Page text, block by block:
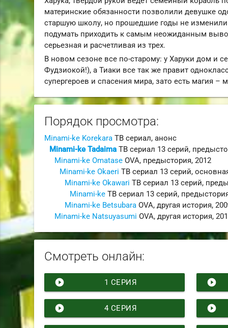
материнские обязанности позволили девушке
старшую школу, но прошедшие годы не
подумать приходить к самым неожиданным
серьезная и расчетливая из трех.
В новом сезоне все по-старому: у Харуки дом и
Фудзиокой!), а Тиаки все так же правит
супергероев и спасения мира, зато есть магия –
Порядок просмотра:
Minami-ke Korekara ТВ сериал,анонс
Minami-ke Tadaima ТВ сериал 13 серий,
Minami-ke Omatase OVA, предыстория,2012
Minami-ke Okaeri ТВ сериал 13 серий,
Minami-ke Okawari ТВ сериал 13 серий,
Minami-ke ТВ сериал 13 серий,
Minami-ke Betsubara OVA,другая история,
Minami-ke Natsuyasumi OVA,другая история,
Смотреть онлайн:
play_circle_filled 1 СЕРИЯ play_circle_filled
play_circle_filled 4 СЕРИЯ play_circle_filled